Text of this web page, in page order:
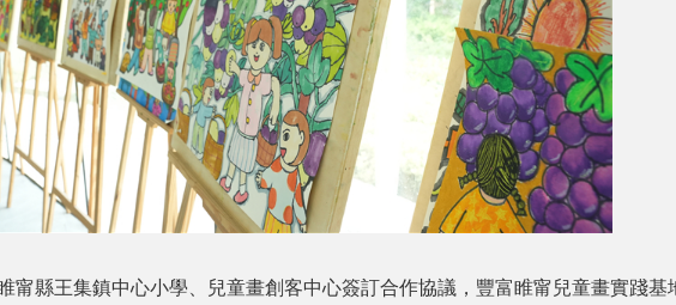
甯縣王集鎮中心小學、兒童畫創客中心簽訂合作協議，豐富睢甯兒童畫實踐